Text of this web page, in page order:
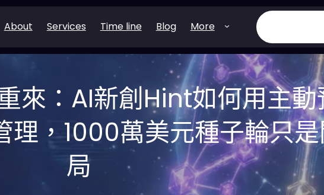
About Services Time line Blog More
搜
尋
來：AI新創Hint如何用主動
理，1000萬美元種子輪只
局